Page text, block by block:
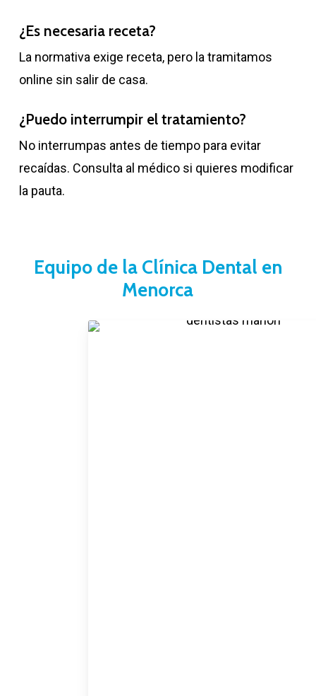
¿Es necesaria receta?
La normativa exige receta, pero la tramitamos
online sin salir de casa.
¿Puedo interrumpir el tratamiento?
No interrumpas antes de tiempo para evitar
recaídas. Consulta al médico si quieres modificar
la pauta.
Equipo de la Clínica Dental en
Menorca